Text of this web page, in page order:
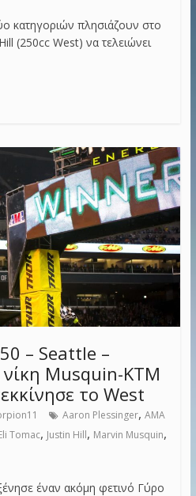
κατηγοριών πλησιάζουν στο
(250cc West) να τελειώνει
– Seattle –
Musquin-KTM
το West
Aaron Plessinger, AMA
Tomac, Justin Hill, Marvin Musquin,
έναν ακόμη φετινό Γύρο